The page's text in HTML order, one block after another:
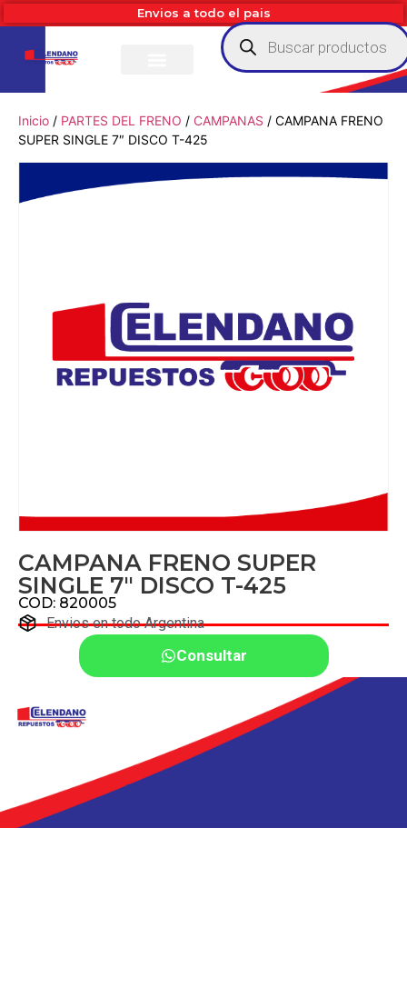
Envios a todo el pais
Inicio / PARTES DEL FRENO / CAMPANAS / CAMPANA FRENO
SUPER SINGLE 7″ DISCO T-425
CAMPANA FRENO SUPER
SINGLE 7″ DISCO T-425
COD: 820005
Envios en todo Argentina
Consultar